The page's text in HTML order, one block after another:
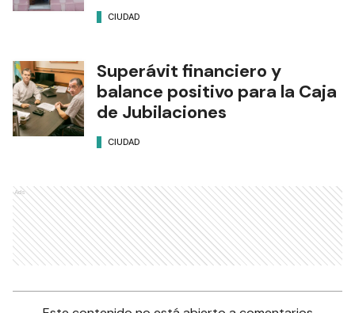
CIUDAD
Superávit financiero y
balance positivo para la Caja
de Jubilaciones
CIUDAD
Ads